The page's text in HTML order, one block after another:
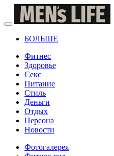
БОЛЬШЕ
Фитнес
Здоровье
Секс
Питание
Стиль
Деньги
Отдых
Персона
Новости
Фотогалерея